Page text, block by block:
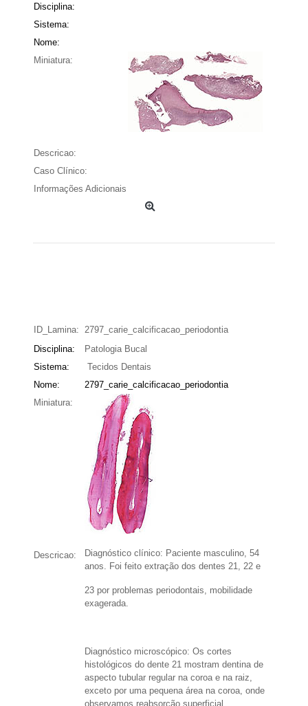
Disciplina:
Sistema:
Nome:
Miniatura:
Descricao:
Caso Clínico:
Informações Adicionais
ID_Lamina:
2797_carie_calcificacao_periodontia
Disciplina:
Patologia Bucal
Sistema:
Tecidos Dentais
Nome:
2797_carie_calcificacao_periodontia
Miniatura:
Descricao:
Diagnóstico clínico: Paciente masculino, 54
anos. Foi feito extração dos dentes 21, 22 e
23 por problemas periodontais, mobilidade
exagerada.
Diagnóstico microscópico: Os cortes
histológicos do dente 21 mostram dentina de
aspecto tubular regular na coroa e na raiz,
exceto por uma pequena área na coroa, onde
observamos reabsorção superficial,